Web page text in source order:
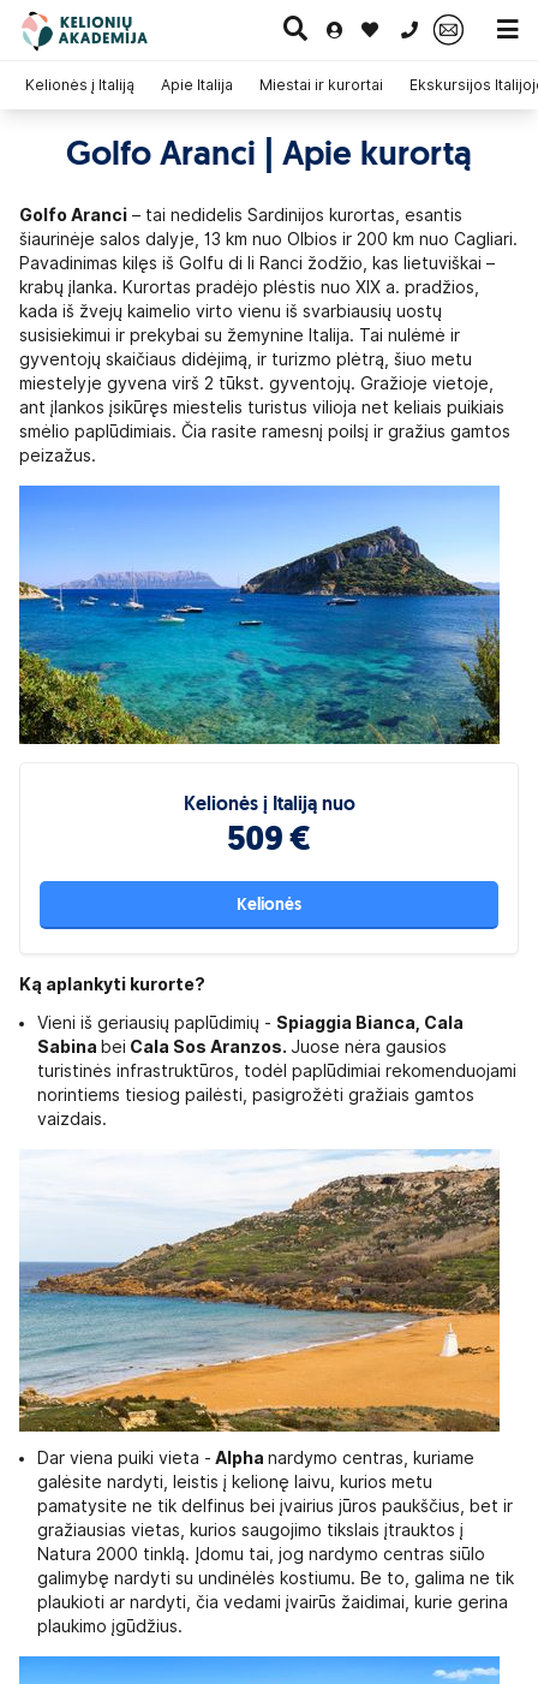
0 700 11007
Kelionės į Italiją Apie Italija Miestai ir kurortai Ekskursijos
Golfo Aranci | Apie kurortą
Golfo Aranci – tai nedidelis Sardinijos kurortas, esantis
šiaurinėje salos dalyje, 13 km nuo Olbios ir 200 km nuo Cagliari.
Pavadinimas kilęs iš Golfu di li Ranci žodžio, kas lietuviškai –
krabų įlanka. Kurortas pradėjo plėstis nuo XIX a. pradžios,
kada iš žvejų kaimelio virto vienu iš svarbiausių uostų
susisiekimui ir prekybai su žemynine Italija. Tai nulėmė ir
gyventojų skaičiaus didėjimą, ir turizmo plėtrą, šiuo metu
miestelyje gyvena virš 2 tūkst. gyventojų. Gražioje vietoje,
ant įlankos įsikūręs miestelis turistus vilioja net keliais puikiais
smėlio paplūdimiais. Čia rasite ramesnį poilsį ir gražius gamtos
peizažus.
Kelionės į Italiją nuo
509 €
Kelionės
Ką aplankyti kurorte?
Vieni iš geriausių paplūdimių - Spiaggia Bianca, Cala
Sabina bei Cala Sos Aranzos. Juose nėra gausios
turistinės infrastruktūros, todėl paplūdimiai rekomenduojami
norintiems tiesiog pailėsti, pasigrožėti gražiais gamtos
vaizdais.
Dar viena puiki vieta - Alpha nardymo centras, kuriame
galėsite nardyti, leistis į kelionę laivu, kurios metu
pamatysite ne tik delfinus bei įvairius jūros paukščius, bet ir
gražiausias vietas, kurios saugojimo tikslais įtrauktos į
Natura 2000 tinklą. Įdomu tai, jog nardymo centras siūlo
galimybę nardyti su undinėlės kostiumu. Be to, galima ne tik
plaukioti ar nardyti, čia vedami įvairūs žaidimai, kurie gerina
plaukimo įgūdžius.